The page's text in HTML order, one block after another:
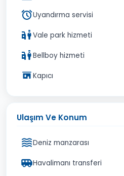
Uyandırma servisi
Vale park hizmeti
Bellboy hizmeti
Kapıcı
Ulaşım Ve Konum
Deniz manzarası
Havalimanı transferi